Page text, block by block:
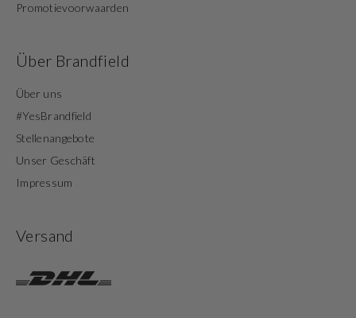
Promotievoorwaarden
Über Brandfield
Über uns
#YesBrandfield
Stellenangebote
Unser Geschäft
Impressum
Versand